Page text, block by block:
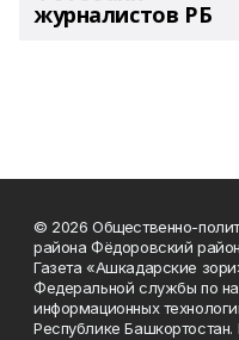
журналистов РБ
© 2026 Общественно-
района Фёдоровский
Газета «Ашкадарские
Федеральной службы по
информационных
Республике